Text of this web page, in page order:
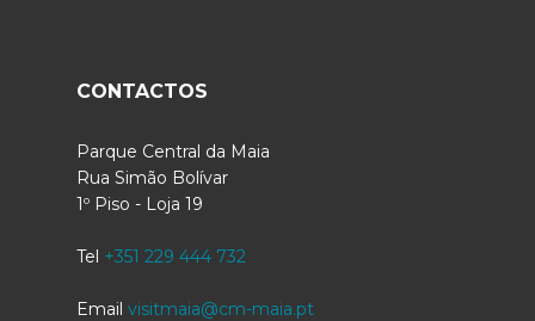
CONTACTOS
Parque Central da Maia
Rua Simão Bolívar
1º Piso - Loja 19
Tel +351 229 444 732
Email visitmaia@cm-maia.pt